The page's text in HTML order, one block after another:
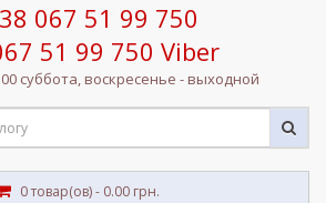
067 51 99 750
51 99 750 Viber
суббота, воскресенье - выходной
0 товар(ов) - 0.00 грн.